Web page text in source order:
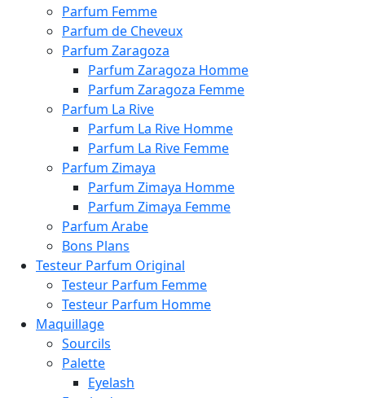
Parfum Femme
Parfum de Cheveux
Parfum Zaragoza
Parfum Zaragoza Homme
Parfum Zaragoza Femme
Parfum La Rive
Parfum La Rive Homme
Parfum La Rive Femme
Parfum Zimaya
Parfum Zimaya Homme
Parfum Zimaya Femme
Parfum Arabe
Bons Plans
Testeur Parfum Original
Testeur Parfum Femme
Testeur Parfum Homme
Maquillage
Sourcils
Palette
Eyelash